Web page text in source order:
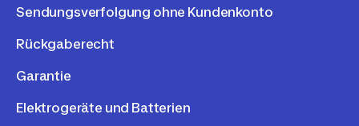
Sendungsverfolgung ohne Kundenkonto
Rückgaberecht
Garantie
Elektrogeräte und Batterien